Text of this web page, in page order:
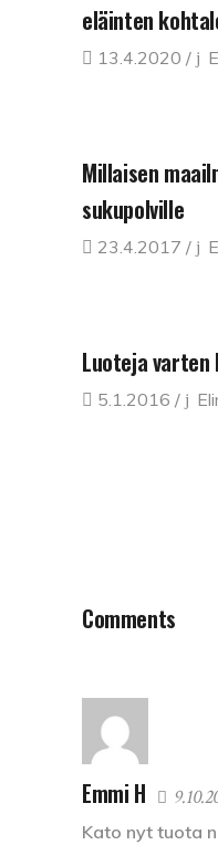
eläinten
13.4.2020
Millaisen
sukupolville
23.4.2017
Luoteja
5.1.2016
Comments
Emmi H
Kato nyt tuota